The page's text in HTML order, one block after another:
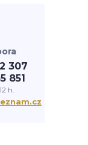
307
851
h.